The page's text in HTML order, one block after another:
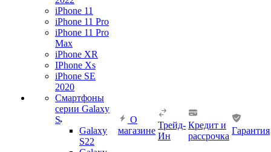
iPhone 11
iPhone 11 Pro
iPhone 11 Pro
Max
iPhone XR
IPhone Xs
iPhone SE
2020
Смартфоны
серии Galaxy
S
Galaxy
S22
О
магазине
Трейд-
Ин
Кредит и
рассрочка
Гарантия